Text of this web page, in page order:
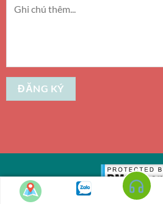
Copyright 2010 - 2026 ©